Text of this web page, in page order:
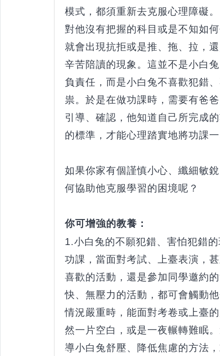
模式，都須重新去克服心理障礙
對他沒有把握的科目或是不知如
就會出現抗拒或是推、拖、拉，
辛苦陪讀的現象。這並不是小白
負責任，而是小白兔不喜歡犯錯
祟。於是在做功課時，需要有爸
引導、確認，他知道自己所完成
的標準，才能心理踏實地將功課
如果你家有個謹慎小心、纖細敏
何協助他克服學習的困境呢？
你可增強的教養：
1.小白兔的不願犯錯、害怕犯錯
功課，當面對考試、上臺表演，
喜歡的活動，還是參加同學邀約
快、無壓力的活動，都可會觸動
情況嚴重時，能面對考卷或上臺
然一片空白，或是一夜輾轉難眠
導小白兔舒壓、降低焦慮的方法